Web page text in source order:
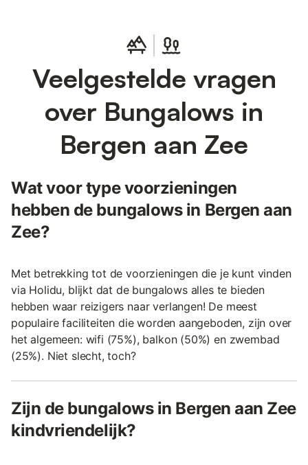
Veelgestelde vragen
over Bungalows in
Bergen aan Zee
Wat voor type voorzieningen
hebben de bungalows in Bergen aan
Zee?
Met betrekking tot de voorzieningen die je kunt vinden
via Holidu, blijkt dat de bungalows alles te bieden
hebben waar reizigers naar verlangen! De meest
populaire faciliteiten die worden aangeboden, zijn over
het algemeen: wifi (75%), balkon (50%) en zwembad
(25%). Niet slecht, toch?
Zijn de bungalows in Bergen aan Zee
kindvriendelijk?